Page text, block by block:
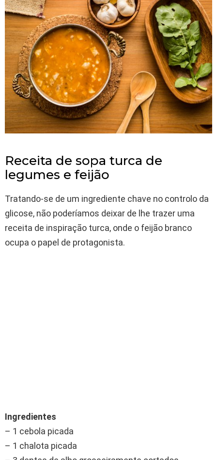
Receita de sopa turca de
legumes e feijão
Tratando-se de um ingrediente chave no controlo da
glicose, não poderíamos deixar de lhe trazer uma
receita de inspiração turca, onde o feijão branco
ocupa o papel de protagonista.
Ingredientes
– 1 cebola picada
– 1 chalota picada